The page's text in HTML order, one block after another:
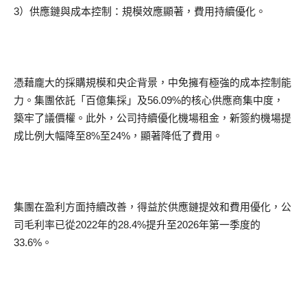
3）供應鏈與成本控制：規模效應顯著，費用持續優化。
憑藉龐大的採購規模和央企背景，中免擁有極強的成本控制能
力。集團依託「百億集採」及56.09%的核心供應商集中度，
築牢了議價權。此外，公司持續優化機場租金，新簽約機場提
成比例大幅降至8%至24%，顯著降低了費用。
集團在盈利方面持續改善，得益於供應鏈提效和費用優化，公
司毛利率已從2022年的28.4%提升至2026年第一季度的
33.6%。